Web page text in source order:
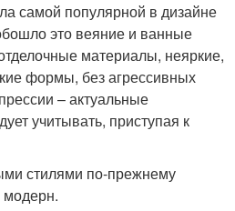
самой популярной в дизайне
это веяние и ванные
материалы, неяркие,
формы, без агрессивных
– актуальные
учитывать, приступая к
стилями по-прежнему